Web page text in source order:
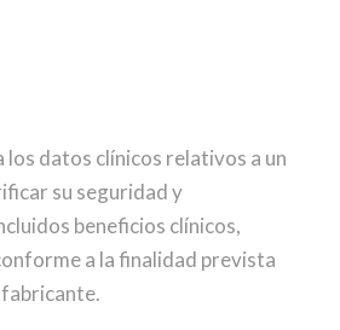
datos clínicos relativos a un
su seguridad y
beneficios clínicos,
a la finalidad prevista